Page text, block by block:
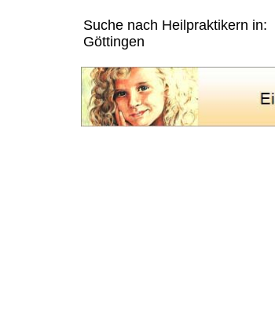
Suche nach Heilpraktikern in:
Göttingen